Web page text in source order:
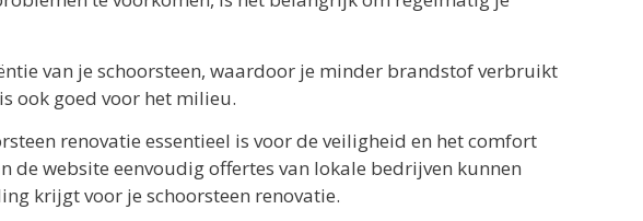
van je schoorsteen, waardoor je minder brandstof verbruikt
ook goed voor het milieu.
renovatie essentieel is voor de veiligheid en het comfort
de website eenvoudig offertes van lokale bedrijven kunnen
krijgt voor je schoorsteen renovatie.